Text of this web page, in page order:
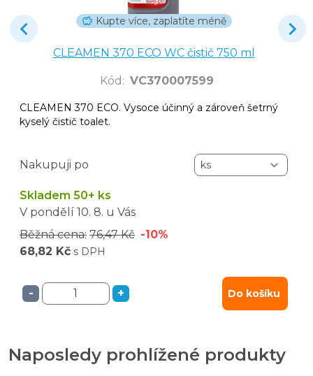
Kupte více, zaplatíte méně
CLEAMEN 370 ECO WC čistič 750 ml
Kód : VC370007599
CLEAMEN 370 ECO. Vysoce účinný a zároveň šetrný
kyselý čistič toalet.
Nakupuji po
Skladem 50+ ks
V pondělí 10. 8. u Vás
Běžná cena: 76,47 Kč -10%
68,82 Kč s DPH
- + Do košíku
Naposledy prohlížené produkty